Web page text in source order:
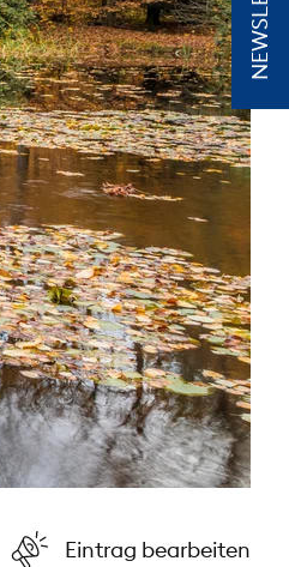
Eintrag bearbeiten